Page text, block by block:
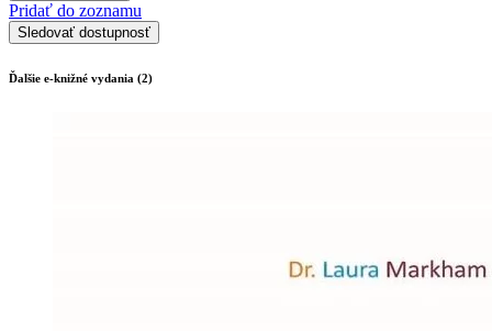
Pridať do zoznamu
Sledovať dostupnosť
Ďalšie e-knižné vydania (2)